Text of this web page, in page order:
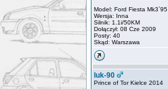
Model: Ford Fiesta Mk3`95
Wersja: Inna
Silnik: 1.1i/50KM
Dołączył: 08 Cze 2009
Posty: 40
Skąd: Warszawa
luk-90
Prince of Tor Kielce 2014